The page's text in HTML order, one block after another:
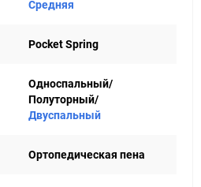
в кровать после звонка
тоже не случаен.
- за дышащий, натуральный
поверхность, на которой
приятно проснуться.
Гарантия - 3 года, а срок
Средняя
Pocket Spring
Односпальный/
Полуторный/
Двуспальный
Ортопедическая пена